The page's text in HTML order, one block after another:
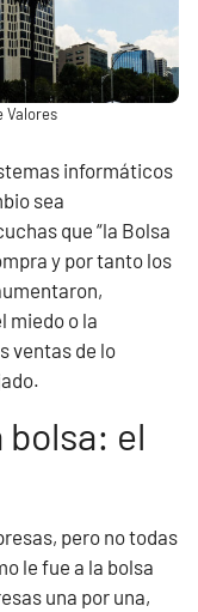
Valores
informáticos
sea
que “la Bolsa
y por tanto los
miedo o la
ventas de lo
el
pero no todas
le fue a la bolsa
una por una,